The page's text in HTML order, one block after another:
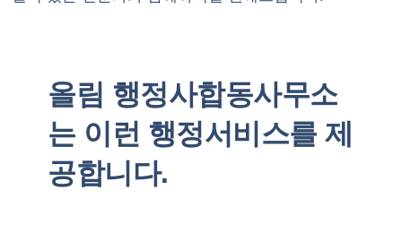
올림 행정사합동사무소
는 이런 행정서비스를 제
공합니다.